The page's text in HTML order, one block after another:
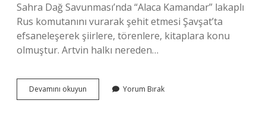
Sahra Dağ Savunması’nda “Alaca Kamandar” lakaplı
Rus komutanını vurarak şehit etmesi Şavşat’ta
efsaneleşerek şiirlere, törenlere, kitaplara konu
olmuştur. Artvin halkı nereden…
Devamını okuyun
Kimler
Yorum Bırak